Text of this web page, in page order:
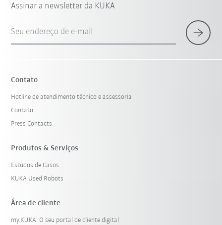
Assinar a newsletter da KUKA
Seu endereço de e-mail
Contato
Hotline de atendimento técnico e assessoria
Contato
Press Contacts
Produtos & Serviços
Estudos de Casos
KUKA Used Robots
Área de cliente
my.KUKA: O seu portal de cliente digital